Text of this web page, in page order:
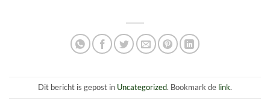
Dit bericht is gepost in Uncategorized. Bookmark de link.